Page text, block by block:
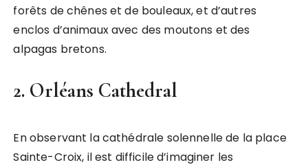
forêts de chênes et de bouleaux, et d’autres
enclos d’animaux avec des moutons et des
alpagas bretons.
2. Orléans Cathedral
En observant la cathédrale solennelle de la place
Sainte-Croix, il est difficile d’imaginer les